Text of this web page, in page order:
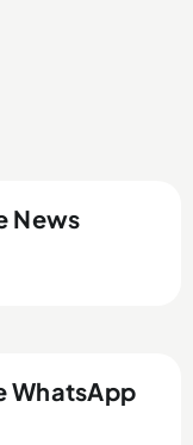
News
WhatsApp